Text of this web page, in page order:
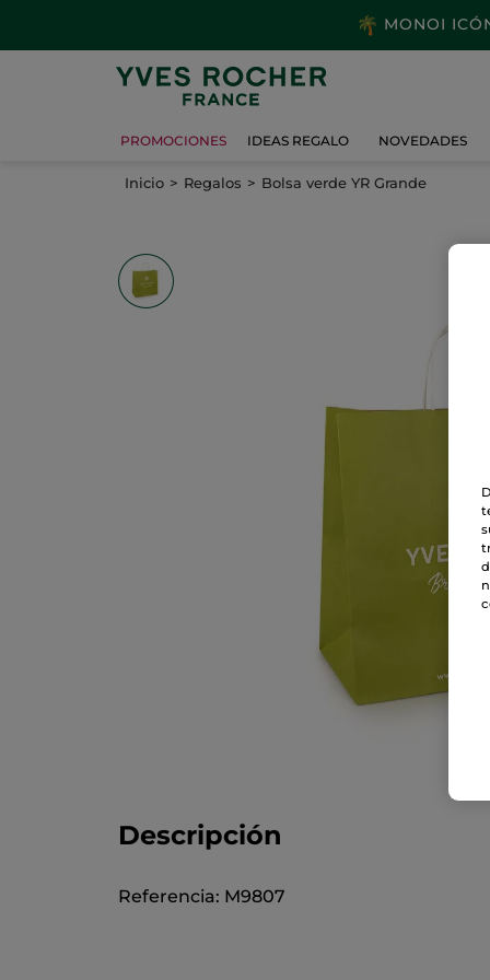
MONOI
PROMOCIONES IDEAS REGALO NOVEDADES
Inicio Regalos Bolsa verde YR Grande
Descripción
Referencia: M9807